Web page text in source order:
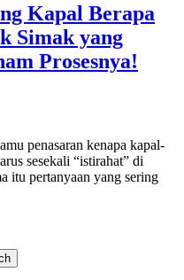
Kapal Berapa
Simak yang
Prosesnya!
penasaran kenapa kapal-
sesekali “istirahat” di
itu pertanyaan yang sering